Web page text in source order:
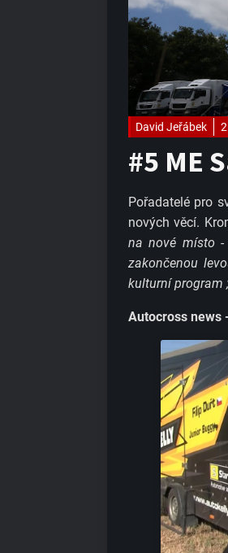
David Jeřábek
#5 ME
Pořadatelé pro
nových věcí.
na nové místo -
zakončenou
kulturní program
Autocross news